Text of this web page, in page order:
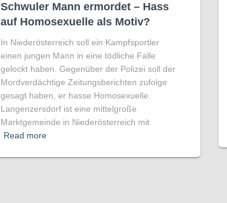
Schwuler Mann ermordet – Hass
auf Homo­sexuelle als Motiv?
In Niederösterreich soll ein Kampfsportler
einen jungen Mann in eine tödliche Falle
gelockt haben. Gegenüber der Polizei soll der
Mordverdächtige Zeitungsberichten zufolge
gesagt haben, er hasse Homosexuelle.
Langenzersdorf ist eine mittelgroße
Marktgemeinde in Niederösterreich mit
Read more